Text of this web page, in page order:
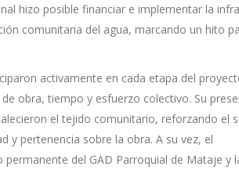
hizo posible financiar e implementar la
comunitaria del agua, marcando un hito
activamente en cada etapa del
obra, tiempo y esfuerzo colectivo. Su
el tejido comunitario, reforzando el
y pertenencia sobre la obra. A su vez, el
permanente del GAD Parroquial de Mataje y